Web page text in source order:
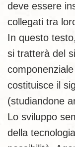
deve essere
collegati tra
In questo testo,
si tratterà del
costituisce il
(studiandone
Lo sviluppo
della